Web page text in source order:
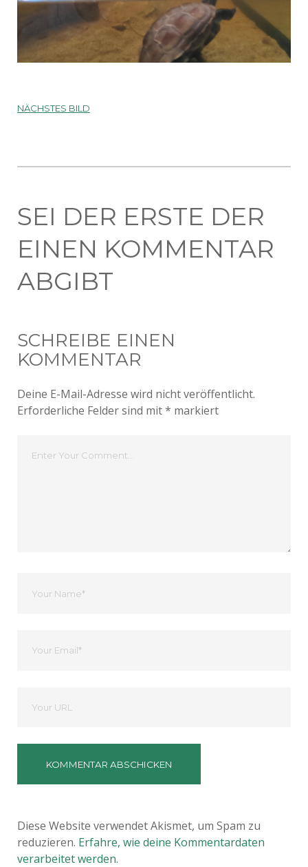
NÄCHSTES BILD
SEI DER ERSTE DER
EINEN KOMMENTAR
ABGIBT
SCHREIBE EINEN
KOMMENTAR
Deine E-Mail-Adresse wird nicht veröffentlicht.
Erforderliche Felder sind mit* markiert
Kommentar
Name
Email
Website
Diese Website verwendet Akismet, um Spam zu
reduzieren. Erfahre, wie deine Kommentardaten
verarbeitet werden.